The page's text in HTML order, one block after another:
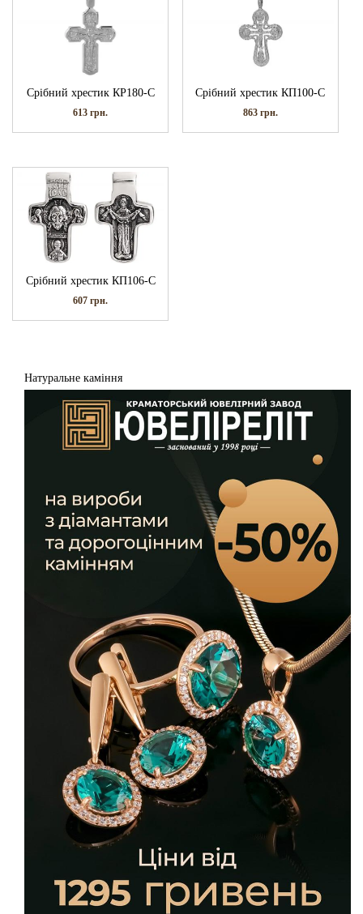
Срібний хрестик КР180-С
613грн.
Срібний хрестик КП100-С
863 грн.
Срібний хрестик КП106-С
607грн.
Натуральне каміння